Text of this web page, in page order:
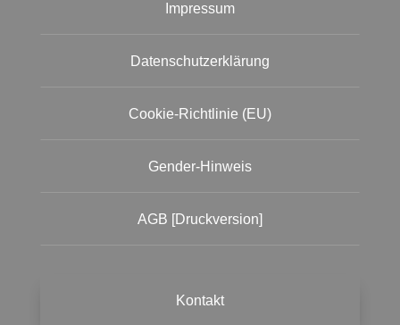
Impressum
Datenschutzerklärung
Cookie-Richtlinie (EU)
Gender-Hinweis
AGB [Druckversion]
Kontakt